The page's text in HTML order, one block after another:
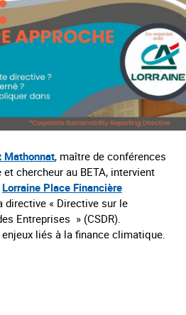
Mathonnat, maître de conférences
chercheur au BETA, intervient
Lorraine Place Financière
directive « Directive sur le
Entreprises » (CSDR).
enjeux liés à la finance climatique.